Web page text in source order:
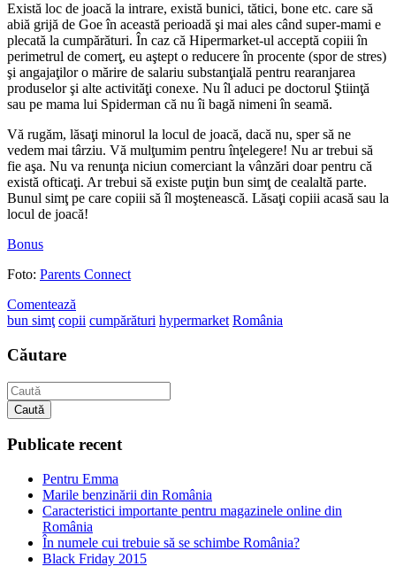
Există loc de joacă la intrare, există bunici, tătici, bone etc. care să
abiă grijă de Goe în această perioadă şi mai ales când super-mami e
plecată la cumpărături. În caz că Hipermarket-ul acceptă copiii în
perimetrul de comerţ, eu aştept o reducere în procente (spor de stres)
şi angajaţilor o mărire de salariu substanţială pentru rearanjarea
produselor şi alte activităţi conexe. Nu îl aduci pe doctorul Ştiinţă
sau pe mama lui Spiderman că nu îi bagă nimeni în seamă.
Vă rugăm, lăsaţi minorul la locul de joacă, dacă nu, sper să ne
vedem mai târziu. Vă mulţumim pentru înţelegere! Nu ar trebui să
fie aşa. Nu va renunţa niciun comerciant la vânzări doar pentru că
există ofticaţi. Ar trebui să existe puţin bun simţ de cealaltă parte.
Bunul simţ pe care copiii să îl moştenească. Lăsaţi copiii acasă sau la
locul de joacă!
Bonus
Foto: Parents Connect
Comentează
bun simţ copii cumpărături hypermarket România
Căutare
Caută
Publicate recent
Pentru Emma
Marile benzinării din România
Caracteristici importante pentru magazinele online din
România
În numele cui trebuie să se schimbe România?
Black Friday 2015